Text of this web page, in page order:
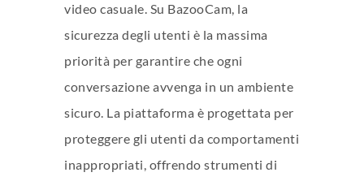
video casuale. Su BazooCam, la
sicurezza degli utenti è la massima
priorità per garantire che ogni
conversazione avvenga in un ambiente
sicuro. La piattaforma è progettata per
proteggere gli utenti da comportamenti
inappropriati, offrendo strumenti di